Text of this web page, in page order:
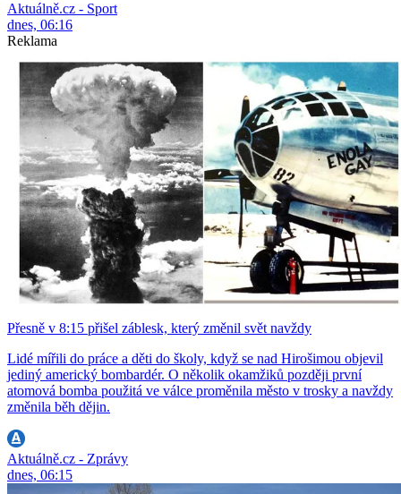
Aktuálně.cz - Sport
dnes, 06:16
Reklama
Přesně v 8:15 přišel záblesk, který změnil svět navždy
Lidé mířili do práce a děti do školy, když se nad Hirošimou objevil
jediný americký bombardér. O několik okamžiků později první
atomová bomba použitá ve válce proměnila město v trosky a navždy
změnila běh dějin.
Aktuálně.cz - Zprávy
dnes, 06:15